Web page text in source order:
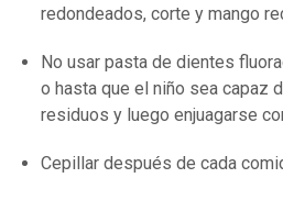
redondeados, corte y mango
No usar pasta de dientes
o hasta que el niño sea capaz
residuos y luego enjuagarse
Cepillar después de cada